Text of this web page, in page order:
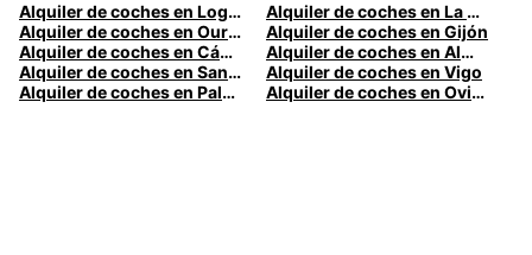
Alquiler de coches en Logroño
Alquiler de coches en La Coruña
Alquiler de coches en Ourense
Alquiler de coches en Gijón
Alquiler de coches en Cádiz
Alquiler de coches en Almería
Alquiler de coches en Santander
Alquiler de coches en Vigo
Alquiler de coches en Palma
Alquiler de coches en Oviedo